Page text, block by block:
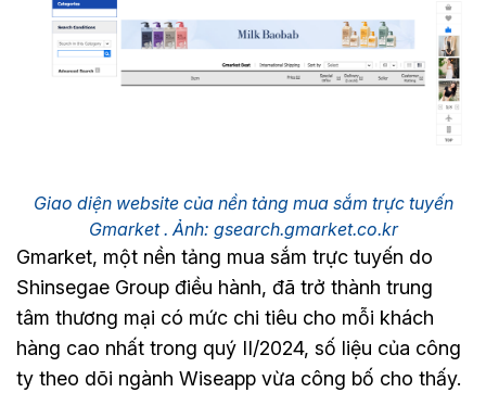
Giao diện website của nền tảng mua sắm trực tuyến
Gmarket . Ảnh: gsearch.gmarket.co.kr
Gmarket, một nền tảng mua sắm trực tuyến do
Shinsegae Group điều hành, đã trở thành trung
tâm thương mại có mức chi tiêu cho mỗi khách
hàng cao nhất trong quý II/2024, số liệu của công
ty theo dõi ngành Wiseapp vừa công bố cho thấy.